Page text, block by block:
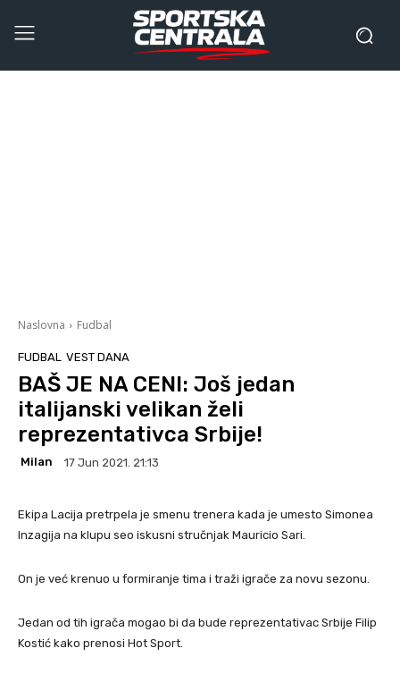
Naslovna Fudbal
FUDBAL VEST DANA
BAŠ JE NA CENI: Još jedan
italijanski velikan želi
reprezentativca Srbije!
Milan 17 Jun 2021. 21:13
Ekipa Lacija pretrpela je smenu trenera kada je umesto Simonea
Inzagija na klupu seo iskusni stručnjak Mauricio Sari.
On je već krenuo u formiranje tima i traži igrače za novu sezonu.
Jedan od tih igrača mogao bi da bude reprezentativac Srbije Filip
Kostić kako prenosi Hot Sport.